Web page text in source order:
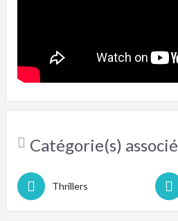
Catégorie(s)
Thrillers